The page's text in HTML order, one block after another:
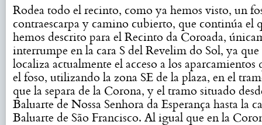
Rodea todo el recinto, como ya hemos visto, un
contraescarpa y camino cubierto, que continúa el
hemos descrito para el Recinto da Coroada,
interrumpe en la cara S del Revelim do Sol, ya que
localiza actualmente el acceso a los aparcamientos
el foso, utilizando la zona SE de la plaza, en el
que la separa de la Corona, y el tramo situado
Baluarte de Nossa Senhora da Esperança hasta la
Baluarte de São Francisco. Al igual que en la